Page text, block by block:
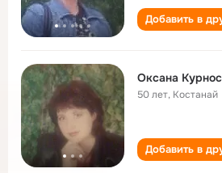
Добавить в
Оксана
50 лет, Костанай
Добавить в